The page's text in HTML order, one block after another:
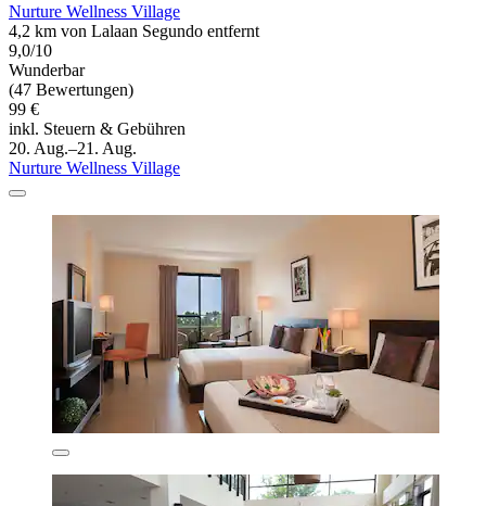
Nurture Wellness Village
4,2 km von Lalaan Segundo entfernt
9,0/10
Wunderbar
(47 Bewertungen)
99 €
inkl. Steuern & Gebühren
20. Aug.–21. Aug.
Nurture Wellness Village